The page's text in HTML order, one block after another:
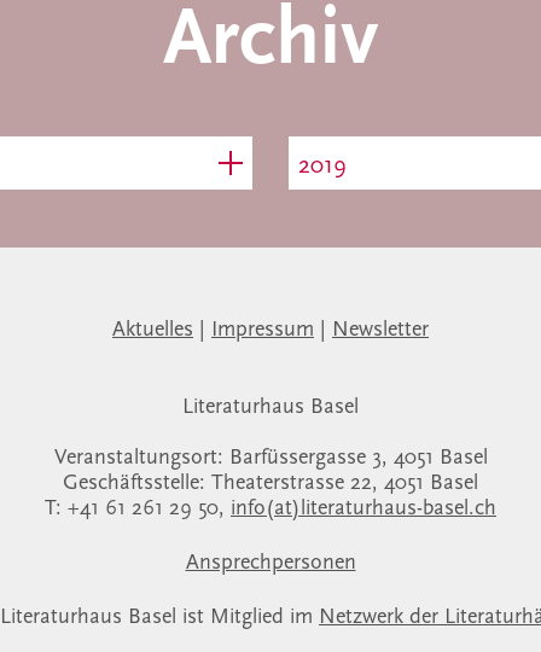
Archiv
2019
Aktuelles Impressum Newsletter
Literaturhaus Basel
Veranstaltungsort: Barfüssergasse 3, 4051 Basel
Geschäftsstelle: Theaterstrasse 22, 4051 Basel
T: +41 61 261 29 50, info(at)literaturhaus-basel.ch
Ansprechpersonen
Basel ist Mitglied im Netzwerk der